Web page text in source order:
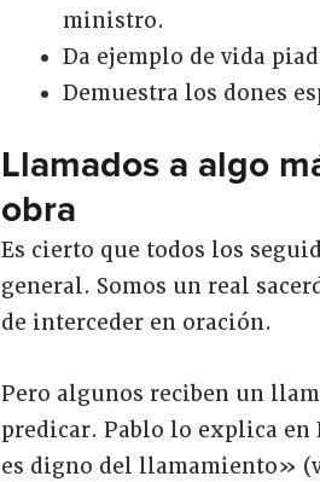
ministro.
Da ejemplo de vida
Demuestra los dones
Llamados a algo
obra
Es cierto que todos los
general. Somos un real
de interceder en oración.
Pero algunos reciben un
predicar. Pablo lo explica en
es digno del llamamiento»